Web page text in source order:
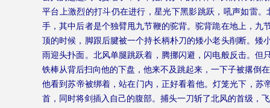
平台上激烈的打斗仍在进行，星光下黑影跳跃，吼声如雷
手，其中后者是个独臂甩九节鞭的驼背。驼背跪在地上，
顶的时候，脚跟后腱被一个持长柄朴刀的矮小老头削断。
雨迎头扑面。北风单腿跳跃着，腾挪闪避，闪电般反击。
铁棒从背后扫向他的下盘，他来不及跳起来，一下子被撂倒
他看到苏帝被绑着，站在门内，正好看着他。灯笼光下，苏
首，同时将剑插入自己的腹部。捕头一刀斩了北风的首级，